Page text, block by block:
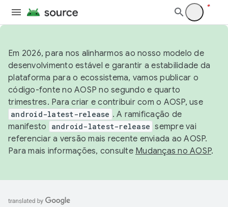
Em 2026, para nos alinharmos ao nosso modelo de
desenvolvimento estável e garantir a estabilidade da
plataforma para o ecossistema, vamos publicar o
código-fonte no AOSP no segundo e quarto
trimestres. Para criar e contribuir com o AOSP, use
android-latest-release . A ramificação de
manifesto
android-latest-release sempre vai
referenciar a versão mais recente enviada ao AOSP.
Para mais informações, consulte Mudanças no AOSP.